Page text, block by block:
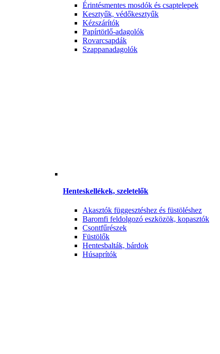
Érintésmentes mosdók és csaptelepek
Kesztyűk, védőkesztyűk
Kézszárítók
Papírtörlő-adagolók
Rovarcsapdák
Szappanadagolók
Henteskellékek, szeletelők
Akasztók függesztéshez és füstöléshez
Baromfi feldolgozó eszközök, kopasztók
Csontfűrészek
Füstölők
Hentesbalták, bárdok
Húsaprítók